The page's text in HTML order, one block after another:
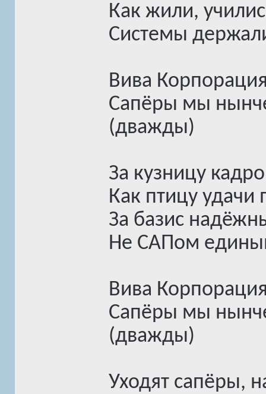
Как жили,
Системы
Вива
Сапёры мы
(дважды)
За кузницу
Как птицу удачи
За базис
Не САПом
Вива
Сапёры мы
(дважды)
Уходят сапёры,